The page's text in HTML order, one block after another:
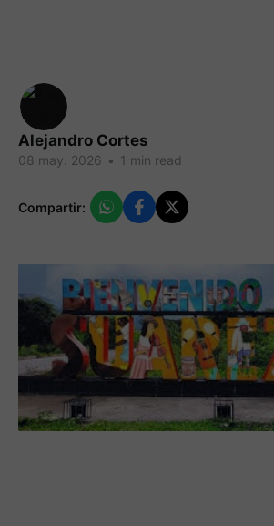
Alejandro Cortes
08 may. 2026 • 1 min read
Compartir: